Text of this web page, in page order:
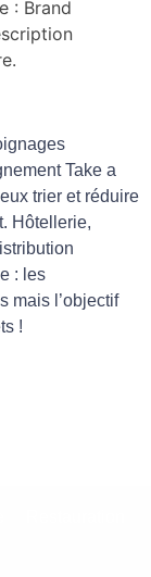
Take a
trier et réduire
Hôtellerie,
: les
mais l’objectif
!